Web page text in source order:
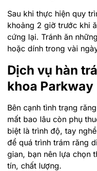
Sau khi thực hiện quy
khoảng 2 giờ trước khi
cứng lại. Tránh ăn
hoặc dính trong vài
Dịch vụ hàn
khoa Parkway
Bên cạnh tình trạng
mất bao lâu còn phụ
biệt là trình độ, tay
để quá trình trám răng
gian, bạn nên lựa chọn
tín, chất lượng.